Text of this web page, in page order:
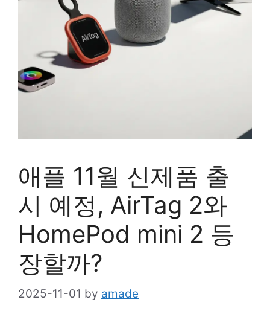
애플 11월 신제품 출
시 예정, AirTag 2와
HomePod mini 2 등
장할까?
2025-11-01 by amade